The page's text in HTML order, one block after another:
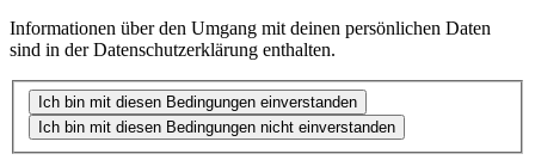
Informationen über den Umgang mit deinen persönlichen Daten
sind in der Datenschutzerklärung enthalten.